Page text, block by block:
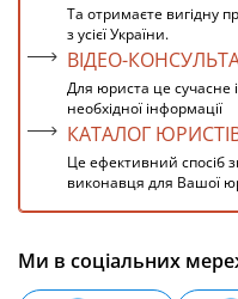
Та отримаєте вигідну
з усієї України.
ВІДЕО-
Для юриста це сучасне
необхідної інформації
КАТАЛОГ
Це ефективний спосіб
виконавця для Вашої
Ми в соціальних